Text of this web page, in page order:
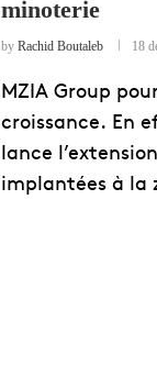
minoterie
by Rachid Boutaleb 18
MZIA Group
croissance. En
lance
implantées à la